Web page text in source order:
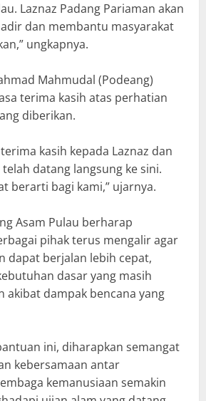
Laznaz Padang Pariaman akan
dan membantu masyarakat
ungkapnya.
Mahmudal (Podeang)
terima kasih atas perhatian
diberikan.
kasih kepada Laznaz dan
datang langsung ke sini.
berarti bagi kami,” ujarnya.
Asam Pulau berharap
pihak terus mengalir agar
dapat berjalan lebih cepat,
dasar yang masih
akibat dampak bencana yang
ini, diharapkan semangat
kebersamaan antar
kemanusiaan semakin